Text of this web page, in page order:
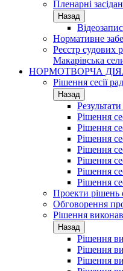
Пленарні
Назад
Нормативне
Реєстр судових
Макарівська
НОРМОТВОРЧА
Рішення сесії
Назад
Рішення
Рішення
Рішення
Рішення
Рішення
Рішення
Рішення
Проекти рішень
Обговорення
Рішення
Назад
Рішення
Рішення
Рішення